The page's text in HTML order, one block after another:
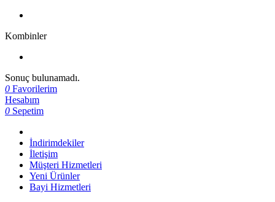
Kombinler
Sonuç bulunamadı.
0 Favorilerim
Hesabım
0 Sepetim
İndirimdekiler
İletişim
Müşteri Hizmetleri
Yeni Ürünler
Bayi Hizmetleri